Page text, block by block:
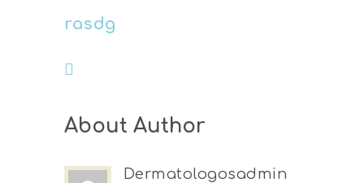
rasdg
About Author
Dermatologosadmin